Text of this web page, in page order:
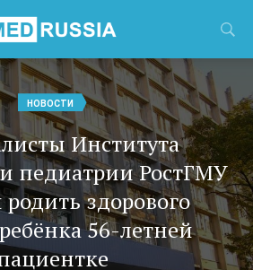
НОВОСТИ
Института
педиатрии РостГМУ
здорового
56-летней